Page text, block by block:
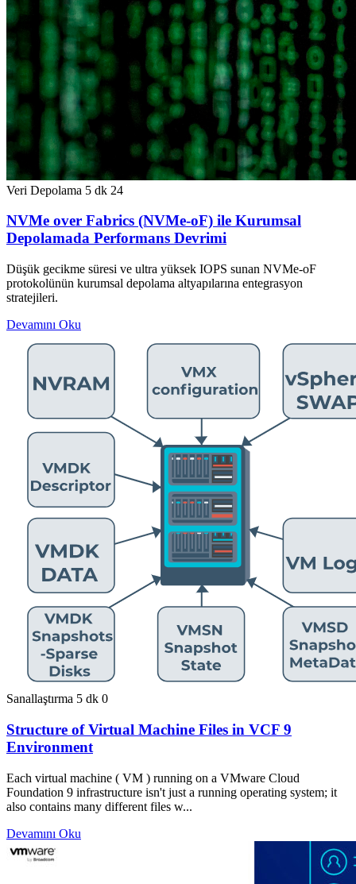
Veri Depolama 5 dk 24
NVMe over Fabrics (NVMe-oF) ile Kurumsal
Depolamada Performans Devrimi
Düşük gecikme süresi ve ultra yüksek IOPS sunan NVMe-oF
protokolünün kurumsal depolama altyapılarına entegrasyon
stratejileri.
Devamını Oku
Sanallaştırma 5 dk 0
Structure of Virtual Machine Files in VCF 9
Environment
Each virtual machine ( VM ) running on a VMware Cloud
Foundation 9 infrastructure isn't just a running operating system; it
also contains many different files w...
Devamını Oku